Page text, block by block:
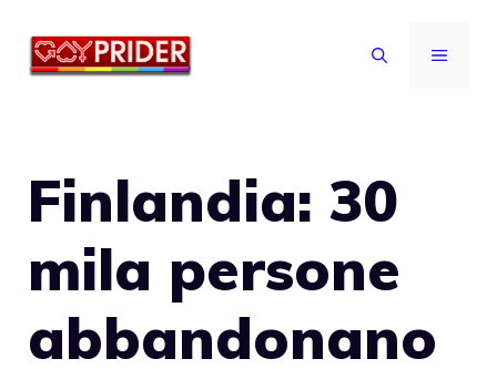
MENU
Finlandia: 30
mila persone
abbandonano